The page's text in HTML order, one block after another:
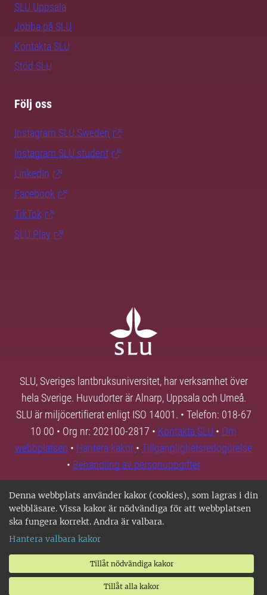
Denna webbplats använder kakor (cookies), som lagras i din
webbläsare. Vissa kakor är nödvändiga för att webbplatsen
ska fungera korrekt. Andra är valbara.
Hantera valbara kakor
Tillåt nödvändiga kakor
Tillåt alla kakor
SLU Uppsala
Jobba på SLU
Kontakta SLU
Stöd SLU
Följ oss
Instagram SLU.Sweden
Instagram SLU.student
LinkedIn
Facebook
TikTok
SLU Play
SLU, Sveriges lantbruksuniversitet, har verksamhet över
hela Sverige. Huvudorter är Alnarp, Uppsala och Umeå.
SLU är miljöcertifierat enligt ISO 14001. • Telefon: 018-67
10 00 • Org nr: 202100-2817 • Kontakta SLU • Om
webbplatsen • Hantera kakor • Tillgänglighetsredogörelse
• Behandling av personuppgifter